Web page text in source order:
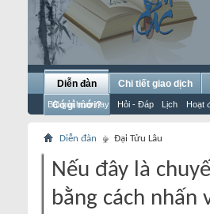
Diễn đàn
Bài gửi hôm nay Hỏi - Đáp Lịch Hoạt
Chi tiết giao dịch
Có gì mới?
Diễn đàn Đại Tửu Lâu
Nếu đây là
bằng cách